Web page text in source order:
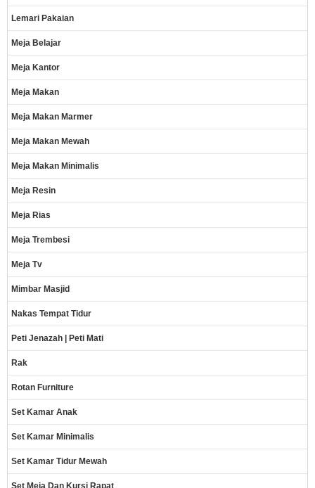
Lemari Pakaian
Meja Belajar
Meja Kantor
Meja Makan
Meja Makan Marmer
Meja Makan Mewah
Meja Makan Minimalis
Meja Resin
Meja Rias
Meja Trembesi
Meja Tv
Mimbar Masjid
Nakas Tempat Tidur
Peti Jenazah | Peti Mati
Rak
Rotan Furniture
Set Kamar Anak
Set Kamar Minimalis
Set Kamar Tidur Mewah
Set Meja Dan Kursi Rapat